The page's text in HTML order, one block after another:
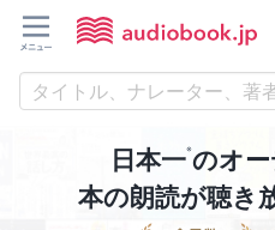
日本一※のオ
本の朗読が聴き